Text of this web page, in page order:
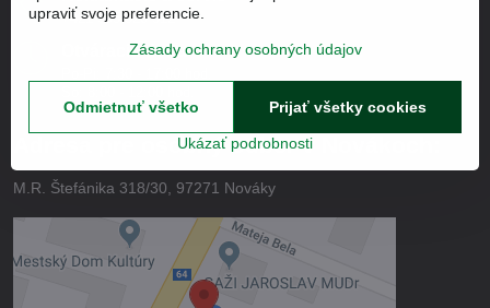
+421 905 320 312
Otváracia doba
Adresa pre osobný odber v Novákoch:
M.R. Štefánika 318/30, 97271 Nováky
upraviť svoje preferencie.
Zásady ochrany osobných údajov
Ukázať podrobnosti
Prijať všetky cookies
Odmietnuť všetko